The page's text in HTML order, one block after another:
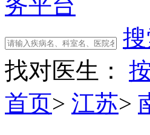
找对医生：
首页> 江苏>